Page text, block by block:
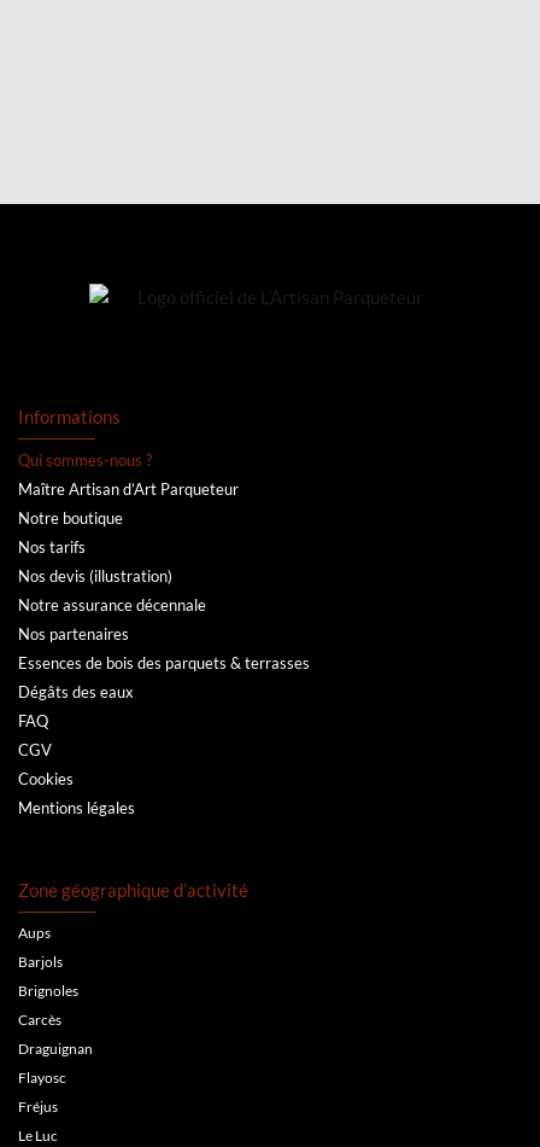
Informations
Qui sommes-nous ?
Maître Artisan d’Art Parqueteur
Notre boutique
Nos tarifs
Nos devis (illustration)
Notre assurance décennale
Nos partenaires
Essences de bois des parquets & terrasses
Dégâts des eaux
FAQ
CGV
Cookies
Mentions légales
Zone géographique d’activité
Aups
Barjols
Brignoles
Carcès
Draguignan
Flayosc
Fréjus
Le Luc